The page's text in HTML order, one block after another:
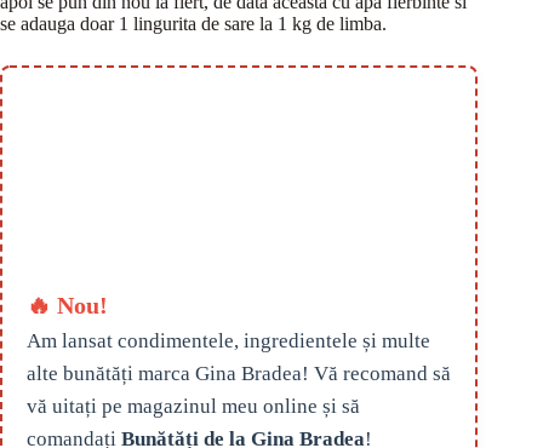
se adauga doar 1 lingurita de sare la 1 kg de limba.
🔥 Nou!
Am lansat condimentele, ingredientele și multe
alte bunătăți marca Gina Bradea! Vă recomand să
vă uitați pe magazinul meu online și să
comandați Bunătăți de la Gina Bradea!